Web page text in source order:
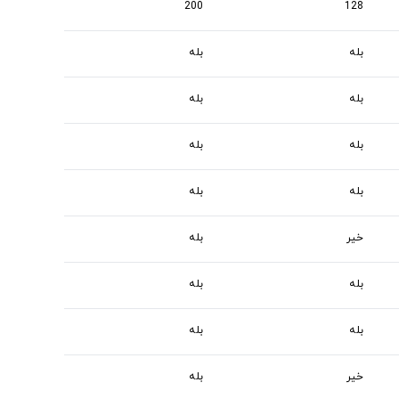
128
200
بله بله
بله بله
بله بله
بله بله
خیر بله
بله بله
بله بله
خیر بله